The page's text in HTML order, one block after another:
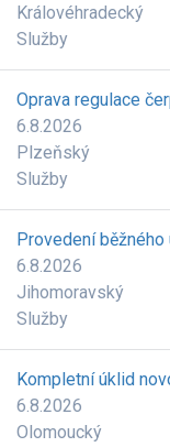
Královéhradecký
Služby
Oprava regulace
6.8.2026
Plzeňský
Služby
Provedení
6.8.2026
Jihomoravský
Služby
Kompletní úklid
6.8.2026
Olomoucký